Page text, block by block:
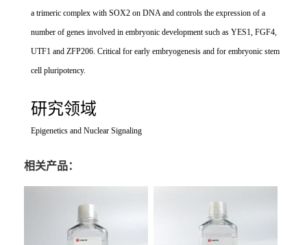
a trimeric complex with SOX2 on DNA and controls the expression of a
number of genes involved in embryonic development such as YES1, FGF4,
UTF1 and ZFP206. Critical for early embryogenesis and for embryonic stem
cell pluripotency.
研究领域
Epigenetics and Nuclear Signaling
相关产品：